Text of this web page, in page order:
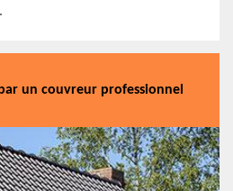
un couvreur professionnel